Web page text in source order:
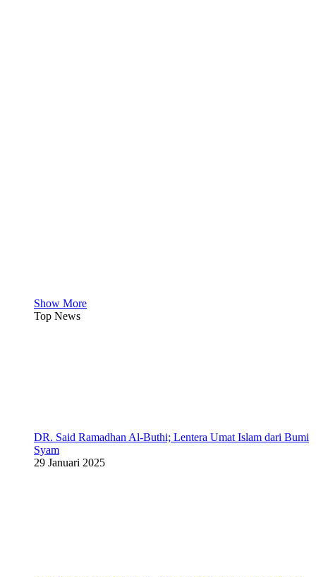
Show More
Top News
DR. Said Ramadhan Al-Buthi; Lentera Umat Islam dari Bumi
Syam
29 Januari 2025